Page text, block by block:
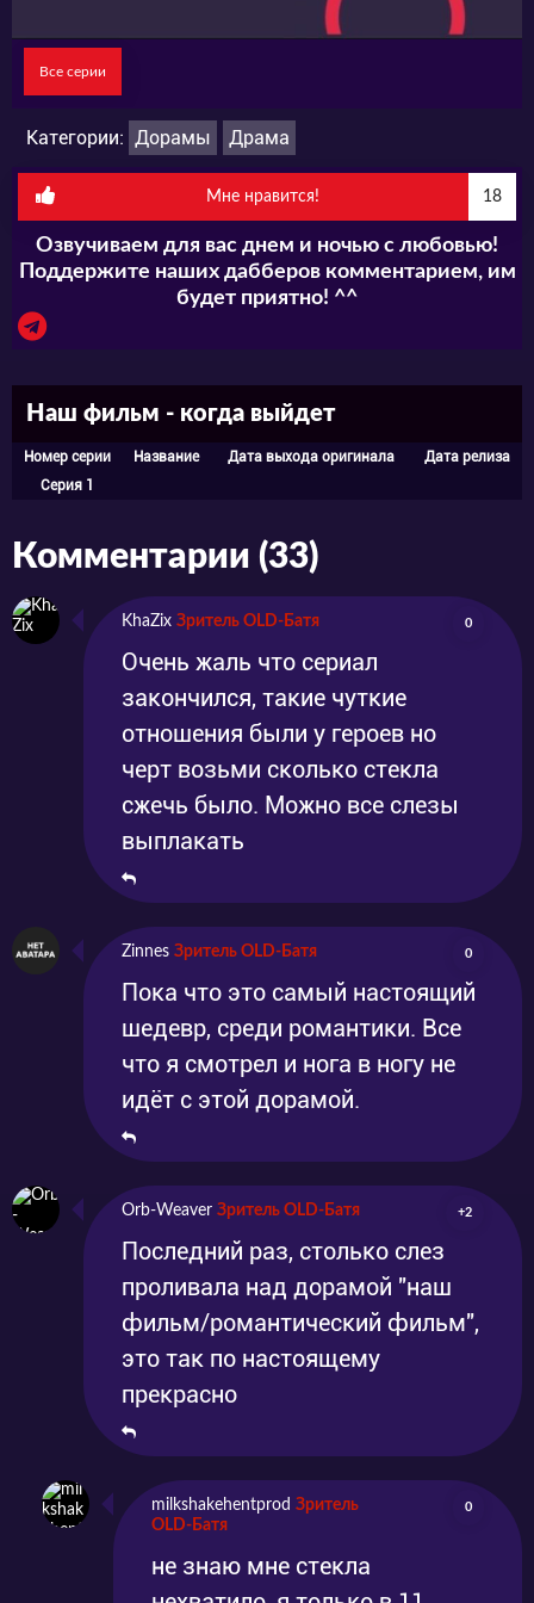
Все серии
Категории: Дорамы Драма
Мне нравится! 18
Озвучиваем для вас днем и ночью с любовью!
Поддержите наших дабберов комментарием, им
будет приятно! ^^
Наш фильм - когда выйдет
Номер серии Название Дата выхода оригинала
Дата релиза
Серия 1
Комментарии (33)
KhaZix Зритель OLD-Батя 0
Очень жаль что сериал
закончился, такие чуткие
отношения были у героев но
черт возьми сколько стекла
сжечь было. Можно все слезы
выплакать
Zinnes Зритель OLD-Батя 0
Пока что это самый настоящий
шедевр, среди романтики. Все
что я смотрел и нога в ногу не
идёт с этой дорамой.
Orb-Weaver Зритель OLD-Батя +2
Последний раз, столько слез
проливала над дорамой "наш
фильм/романтический фильм",
это так по настоящему
прекрасно
milkshakehentprod Зритель
OLD-Батя
0
не знаю мне стекла